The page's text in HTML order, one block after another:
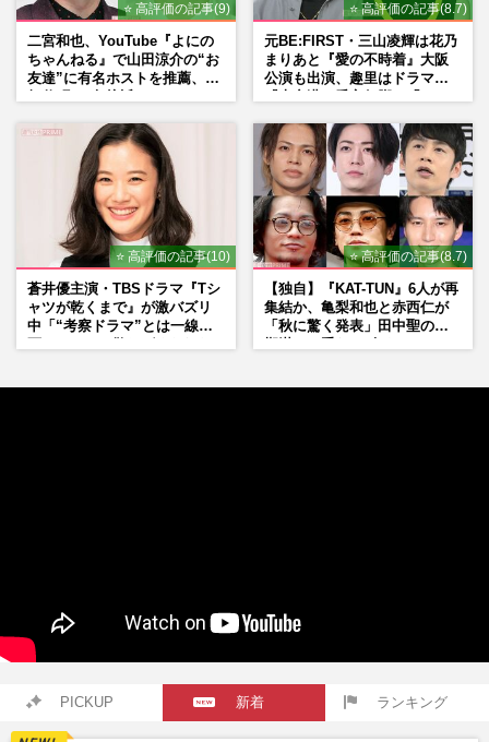
⭐ 高評価の記事(9)
二宮和也、YouTube『よにの
ちゃんねる』で山田涼介の“お
友達”に有名ホストを推薦、歌
⭐ 高評価の記事(8.7)
元BE:FIRST・三山凌輝は花乃
まりあと『愛の不時着』大阪
公演も出演、趣里はドラマ
⭐ 高評価の記事(10)
蒼井優主演・TBSドラマ『Tシ
ャツが乾くまで』が激バズリ
中「“考察ドラマ”とは一線を
⭐ 高評価の記事(8.7)
【独自】『KAT-TUN』6人が再
集結か、亀梨和也と赤西仁が
「秋に驚く発表」田中聖の刑
PICKUP 新着 ランキング